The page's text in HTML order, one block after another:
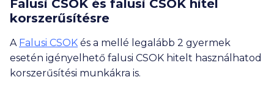
Falusi CSOK és falusi CSOK hitel
korszerűsítésre
A Falusi CSOK és a mellé legalább 2 gyermek
esetén igényelhető falusi CSOK hitelt használhatod
korszerűsítési munkákra is.